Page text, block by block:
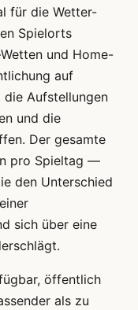
für die Wetter-
Spielorts
und Home-
auf
die Aufstellungen
und die
Der gesamte
pro Spieltag —
den Unterschied
sich über eine
öffentlich
als zu